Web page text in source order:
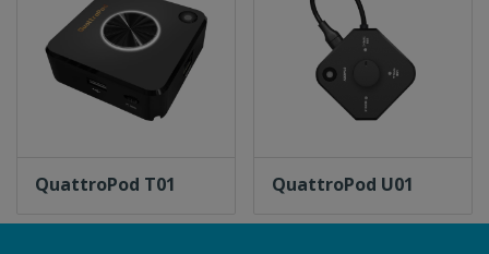
QuattroPod T01 QuattroPod U01
ข้าพระพุทธเจ้า ผู้บริหารและพนักงาน